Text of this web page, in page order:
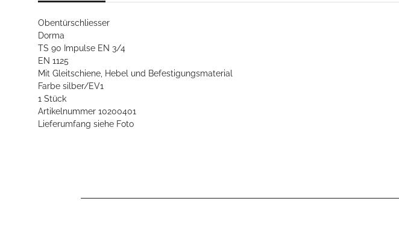
Obentürschliesser
Dorma
TS 90 Impulse EN 3/4
EN 1125
Mit Gleitschiene, Hebel und Befestigungsmaterial
Farbe silber/EV1
1 Stück
Artikelnummer 10200401
Lieferumfang siehe Foto